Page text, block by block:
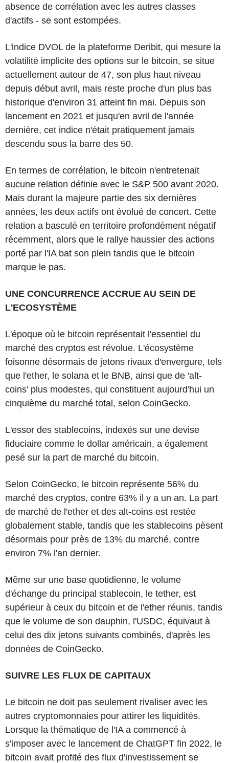
absence de corrélation avec les autres classes
d'actifs - se sont estompées.
L'indice DVOL de la plateforme Deribit, qui mesure la
volatilité implicite des options sur le bitcoin, se situe
actuellement autour de 47, son plus haut niveau
depuis début avril, mais reste proche d'un plus bas
historique d'environ 31 atteint fin mai. Depuis son
lancement en 2021 et jusqu'en avril de l'année
dernière, cet indice n'était pratiquement jamais
descendu sous la barre des 50.
En termes de corrélation, le bitcoin n'entretenait
aucune relation définie avec le S&P 500 avant 2020.
Mais durant la majeure partie des six dernières
années, les deux actifs ont évolué de concert. Cette
relation a basculé en territoire profondément négatif
récemment, alors que le rallye haussier des actions
porté par l'IA bat son plein tandis que le bitcoin
marque le pas.
UNE CONCURRENCE ACCRUE AU SEIN DE
L'ECOSYSTÈME
L'époque où le bitcoin représentait l'essentiel du
marché des cryptos est révolue. L'écosystème
foisonne désormais de jetons rivaux d'envergure, tels
que l'ether, le solana et le BNB, ainsi que de 'alt-
coins' plus modestes, qui constituent aujourd'hui un
cinquième du marché total, selon CoinGecko.
L'essor des stablecoins, indexés sur une devise
fiduciaire comme le dollar américain, a également
pesé sur la part de marché du bitcoin.
Selon CoinGecko, le bitcoin représente 56% du
marché des cryptos, contre 63% il y a un an. La part
de marché de l'ether et des alt-coins est restée
globalement stable, tandis que les stablecoins pèsent
désormais pour près de 13% du marché, contre
environ 7% l'an dernier.
Même sur une base quotidienne, le volume
d'échange du principal stablecoin, le tether, est
supérieur à ceux du bitcoin et de l'ether réunis, tandis
que le volume de son dauphin, l'USDC, équivaut à
celui des dix jetons suivants combinés, d'après les
données de CoinGecko.
SUIVRE LES FLUX DE CAPITAUX
Le bitcoin ne doit pas seulement rivaliser avec les
autres cryptomonnaies pour attirer les liquidités.
Lorsque la thématique de l'IA a commencé à
s'imposer avec le lancement de ChatGPT fin 2022, le
bitcoin avait profité des flux d'investissement se